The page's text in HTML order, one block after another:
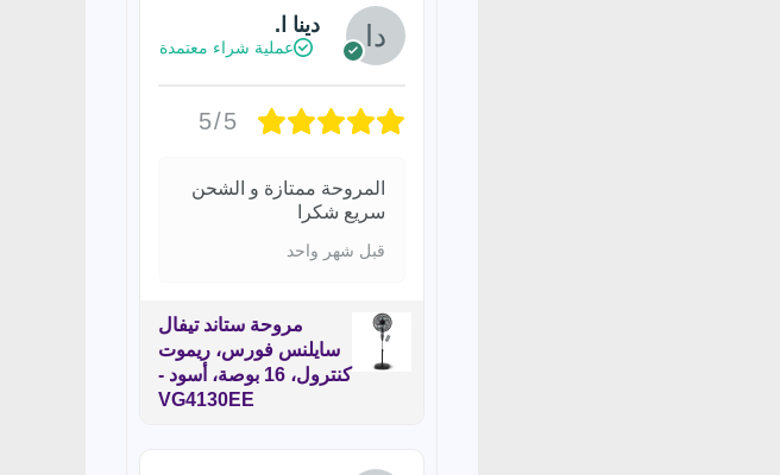
دينا ا.
عملية شراء معتمدة
5/5
المروحة ممتازة و الشحن
سريع شكرا
قبل شهر واحد
مروحة ستاند تيفال
سايلنس فورس، ريموت
كنترول، 16 بوصة، أسود -
VG4130EE